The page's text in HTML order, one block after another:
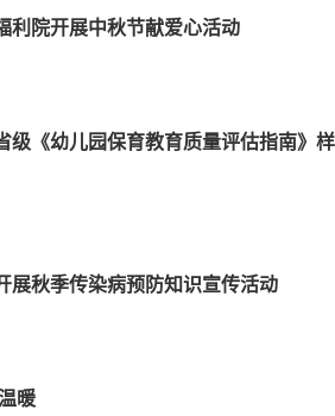
利院开展中秋节献爱心活动
级《幼儿园保育教育质量评估指南》样
展秋季传染病预防知识宣传活动
暖